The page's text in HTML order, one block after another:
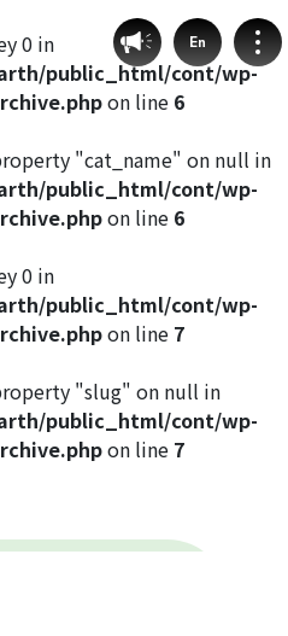
En
0 in
public_html/cont/wp-
on line 6
"cat_name" on null in
public_html/cont/wp-
on line 6
0 in
public_html/cont/wp-
on line 7
"slug" on null in
public_html/cont/wp-
on line 7